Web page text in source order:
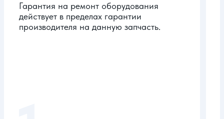
Гарантия на ремонт оборудования
действует в пределах гарантии
производителя на данную запчасть.